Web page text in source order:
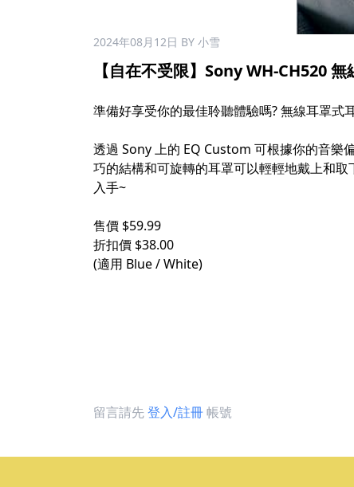
2024年08月12日 BY 小雪
【自在不受限】Sony WH-CH520
準備好享受你的最佳聆聽體驗嗎? 無線耳罩式
透過 Sony 上的 EQ Custom 可根據你的音樂
巧的結構和可旋轉的耳罩可以輕輕地戴上和
入手~
售價 $59.99
折扣價 $38.00
(適用 Blue / White)
留言請先登入/註冊帳號